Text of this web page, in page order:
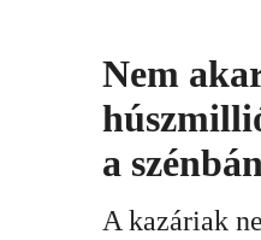
Nem
a
A kazáriak